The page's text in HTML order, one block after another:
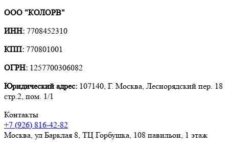
ООО "КОЛОРВ"
ИНН: 7708452310
КПП: 770801001
ОГРН: 1257700306082
Юридический адрес: 107140, Г. Москва, Леснорядский пер. 18
стр.2, пом. 1/1
Контакты
+7 (926) 816-42-82
Москва, ул Барклая 8, ТЦ Горбушка, 108 павильон, 1 этаж